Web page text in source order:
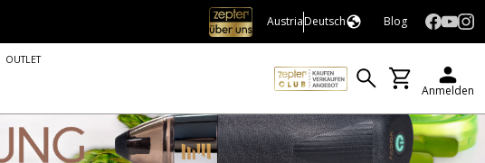
AustriaDeutsch Blog
OUTLET
Anmelden